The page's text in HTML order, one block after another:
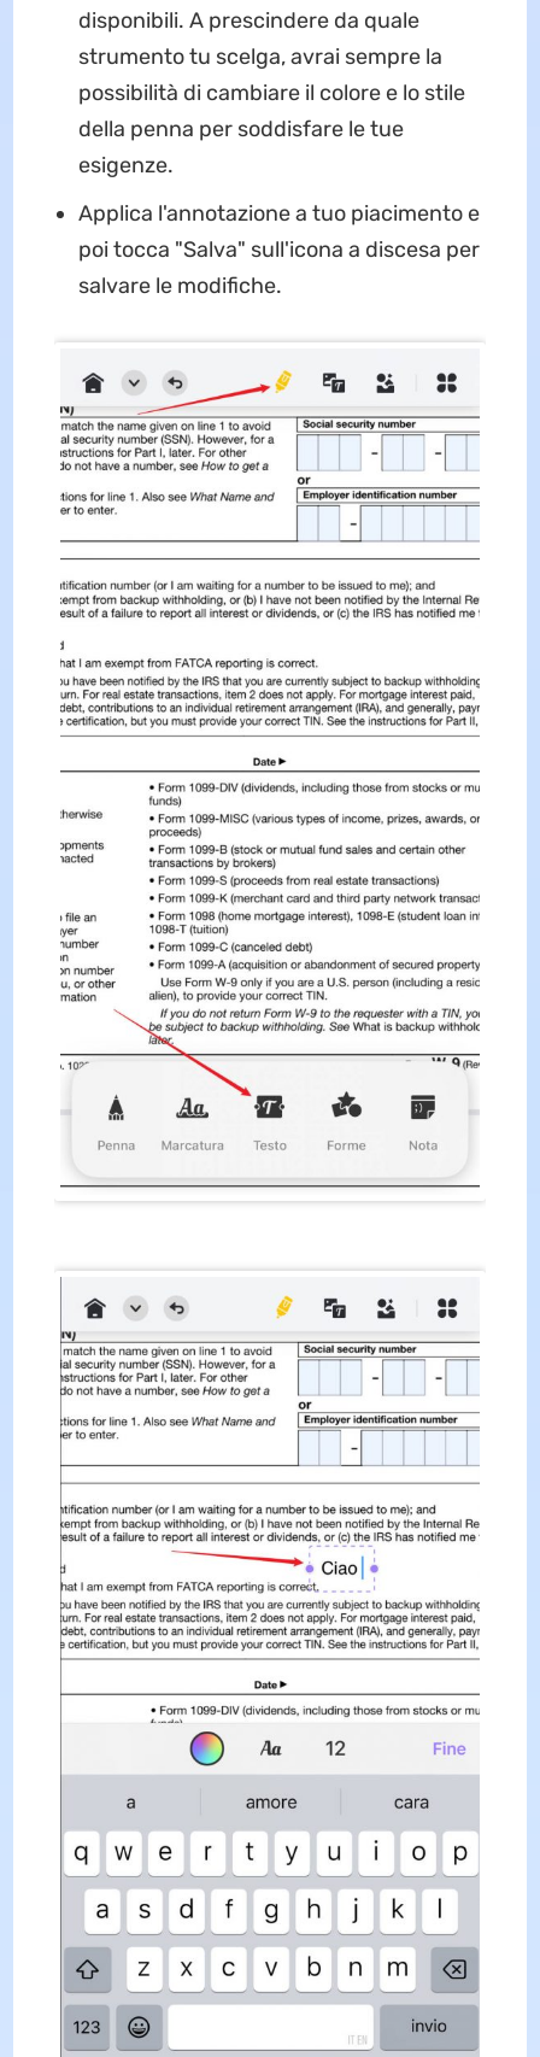
disponibili. A prescindere da quale
strumento tu scelga, avrai sempre la
possibilità di cambiare il colore e lo stile
della penna per soddisfare le tue
esigenze.
Applica l'annotazione a tuo piacimento e
poi tocca "Salva" sull'icona a discesa per
salvare le modifiche.